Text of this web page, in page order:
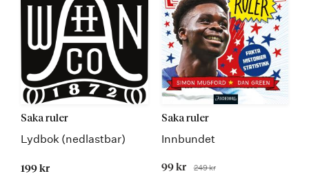
Saka ruler
Lydbok (nedlastbar)
199 kr
Saka ruler
Innbundet
Tilbudspris
99 kr Før
249 kr